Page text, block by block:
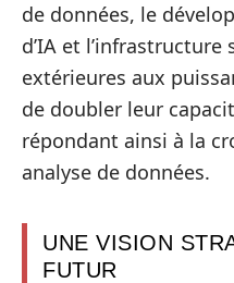
de données, le
d’IA et
extérieures aux
de doubler leur
répondant ainsi à la
analyse de données.
UNE VISION
FUTUR